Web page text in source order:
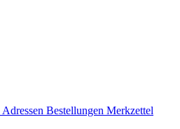
Adressen Bestellungen Merkzettel